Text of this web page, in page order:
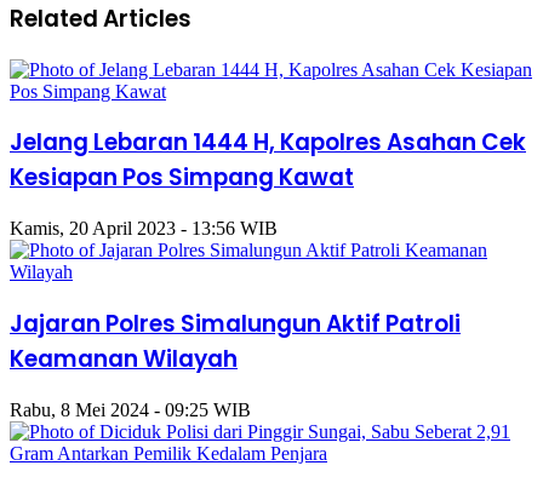
Related Articles
Jelang Lebaran 1444 H, Kapolres Asahan Cek
Kesiapan Pos Simpang Kawat
Kamis, 20 April 2023 - 13:56 WIB
Jajaran Polres Simalungun Aktif Patroli
Keamanan Wilayah
Rabu, 8 Mei 2024 - 09:25 WIB